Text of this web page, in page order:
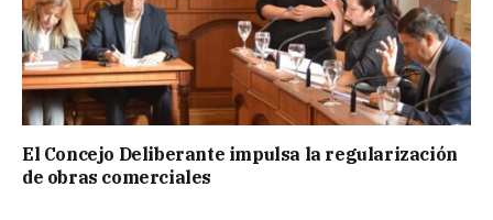
El Concejo Deliberante impulsa la regularización
de obras comerciales